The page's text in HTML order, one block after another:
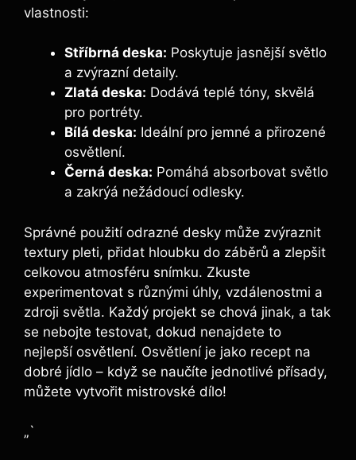
vlastnosti:
Stříbrná​ deska: Poskytuje ‌jasnější světlo
a zvýrazní detaily.
Zlatá deska: ⁣Dodává teplé⁤ tóny, skvělá
pro portréty.
Bílá deska: Ideální pro jemné a přirozené
osvětlení.
Černá‌ deska: Pomáhá ⁤absorbovat světlo‍
a zakrýá nežádoucí odlesky.
Správné použití odrazné desky může zvýraznit
textury pleti, přidat hloubku do záběrů a zlepšit⁤
celkovou atmosféru snímku. Zkuste
‌experimentovat s⁣ různými úhly, vzdálenostmi a
zdroji světla. Každý projekt ⁣se ​chová jinak,​ a tak
se nebojte testovat,‌ dokud ‌nenajdete to‌
nejlepší osvětlení. Osvětlení je jako recept na⁣
dobré jídlo⁤ – když se naučíte jednotlivé přísady,
můžete⁣ vytvořit⁤ mistrovské dílo!
„`